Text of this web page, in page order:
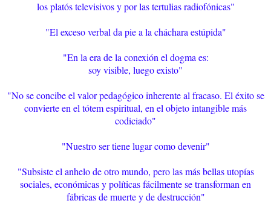
los platós televisivos y por las tertulias radiofónicas"
"El exceso verbal da pie a la cháchara estúpida"
"En la era de la conexión el dogma es:
soy visible, luego existo"
"No se concibe el valor pedagógico inherente al fracaso. El éxito se
convierte en el tótem espiritual, en el objeto intangible más
codiciado"
"Nuestro ser tiene lugar como devenir"
"Subsiste el anhelo de otro mundo, pero las más bellas utopías
sociales, económicas y políticas fácilmente se transforman en
fábricas de muerte y de destrucción"